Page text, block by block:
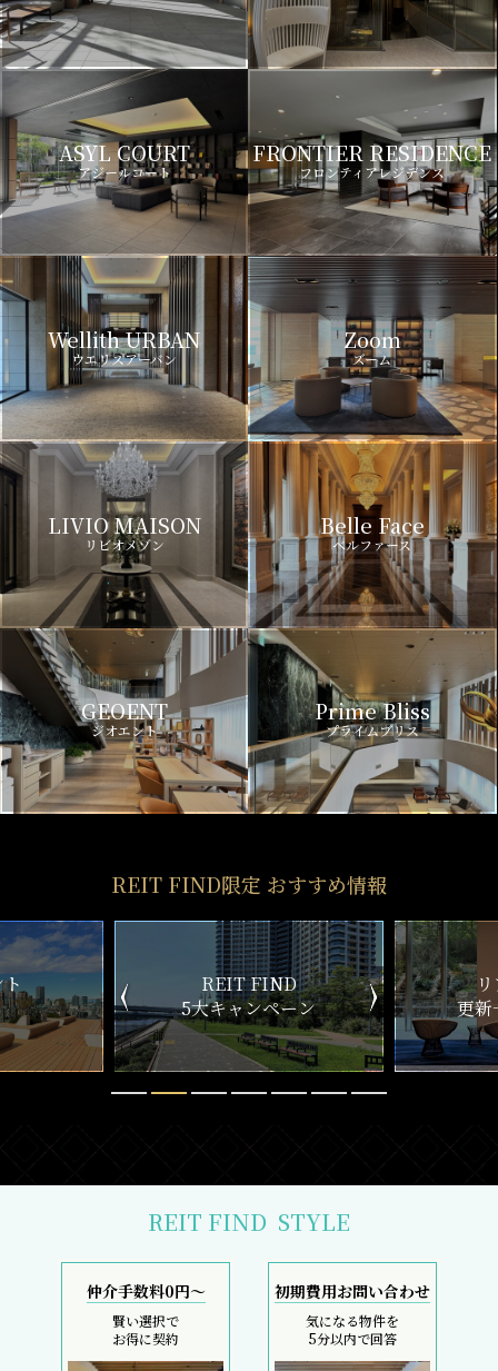
ASYL COURT
アジールコート
FRONTIER RESIDENCE
フロンティアレジデンス
Wellith URBAN
ウエリスアーバン
Zoom
ズーム
LIVIO MAISON
リビオメゾン
Belle Face
ベルファース
GEOENT
ジオエント
Prime Bliss
プライムブリス
REIT FIND限定 おすすめ情報
ン
リアルタイム
更新一覧チェック
新
REIT FIND STYLE
仲介手数料0円～
賢い選択で
お得に契約
初期費用お問い合わせ
気になる物件を
5分以内で回答